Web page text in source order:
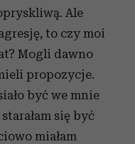
Ale
to czy moi
Mogli dawno
propozycje.
być we mnie
się być
miałam